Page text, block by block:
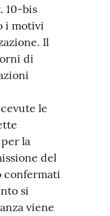
10-bis
i motivi
Il
di
le
la
del
confermati
si
viene